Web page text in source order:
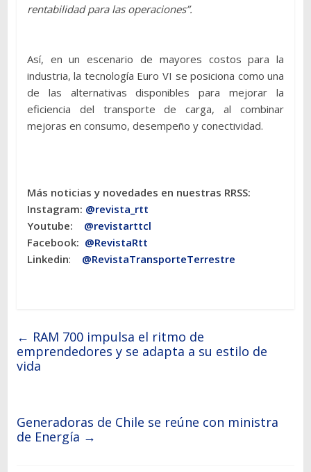
rentabilidad para las operaciones”.
Así, en un escenario de mayores costos para la
industria, la tecnología Euro VI se posiciona como una
de las alternativas disponibles para mejorar la
eficiencia del transporte de carga, al combinar
mejoras en consumo, desempeño y conectividad.
Más noticias y novedades en nuestras RRSS:
Instagram: @revista_rtt
Youtube: @revistarttcl
Facebook: @RevistaRtt
Linkedin: @RevistaTransporteTerrestre
← RAM 700 impulsa el ritmo de
emprendedores y se adapta a su estilo de
vida
Generadoras de Chile se reúne con ministra
de Energía →